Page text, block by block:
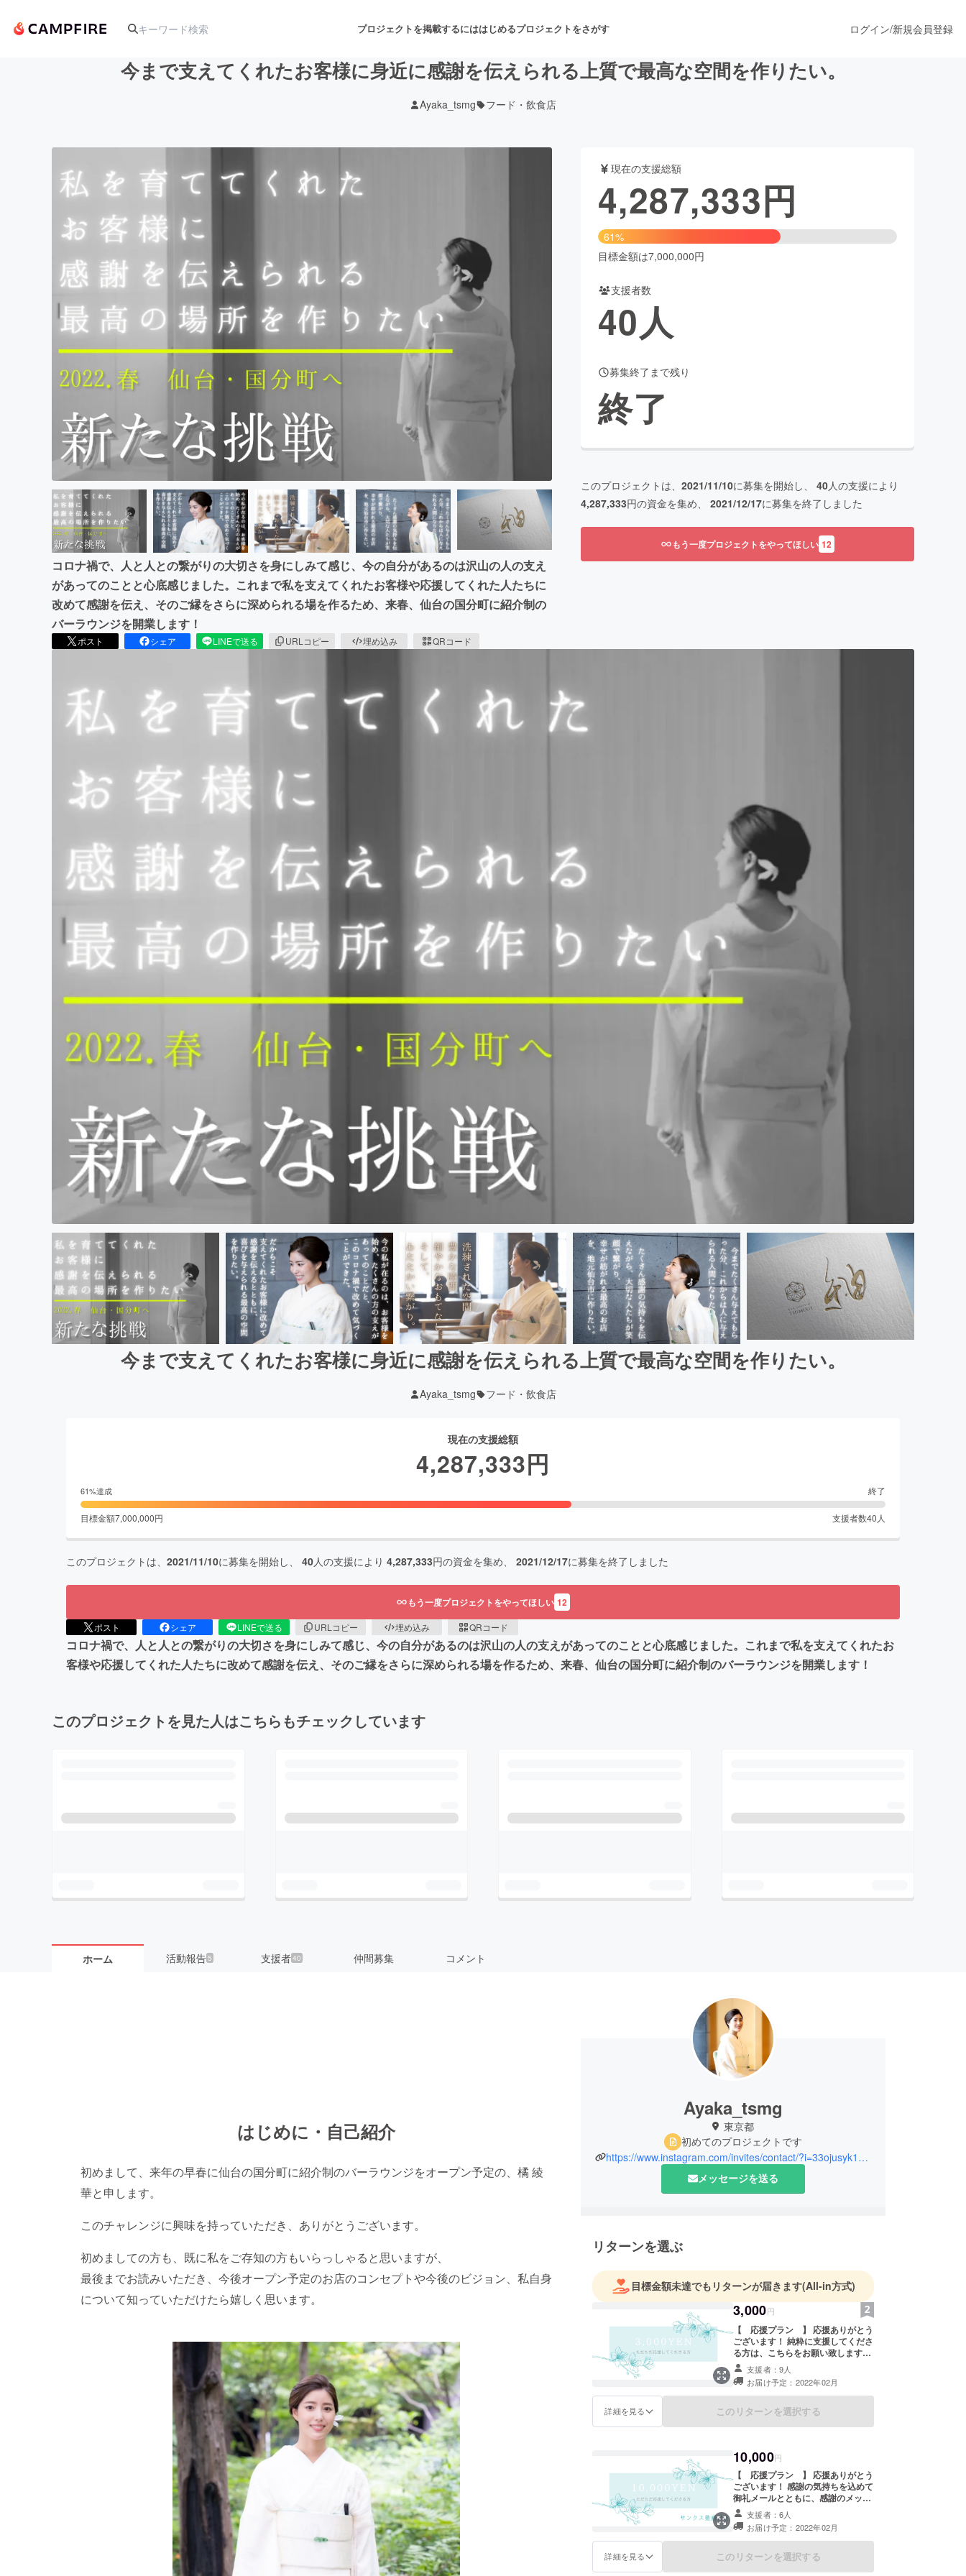
プロジェクトを掲載するにははじめるプロジェクトをさがす
アート・写真 音楽 舞台・パフォーマンス
テクノロジー・ガジェット ファッション
ビューティー・ヘルスケア
まちづくり・地域活性化
CAMPFIRE for Social Good
CAMPFIRE Creation
CAMPFIREふるさと納税
machi-ya
ログイン/新規会員登録
今まで支えてくれたお客様に身近に感謝を伝えられる上質で最高な空間を作りたい。
Ayaka_tsmg フード・飲食店
コロナ禍で、人と人との繋がりの大切さを身にしみて感じ、今の自分があるのは沢山の人の支え
があってのことと心底感じました。これまで私を支えてくれたお客様や応援してくれた人たちに
改めて感謝を伝え、そのご縁をさらに深められる場を作るため、来春、仙台の国分町に紹介制の
バーラウンジを開業します！
ポスト シェア LINEで送る URLコピー 埋め込み QRコード
現在の支援総額
4,287,333円
61%
目標金額は7,000,000円
支援者数
40人
募集終了まで残り
終了
このプロジェクトは、 2021/11/10に募集を開始し、 40人の支援により
4,287,333円の資金を集め、 2021/12/17に募集を終了しました
もう一度プロジェクトをやってほしい 12
今まで支えてくれたお客様に身近に感謝を伝えられる上質で最高な空間を作りたい。
Ayaka_tsmg フード・飲食店
現在の支援総額
4,287,333円
61%達成 終了
目標金額7,000,000円 支援者数40 人
このプロジェクトは、 2021/11/10に募集を開始し、 40人の支援により 4,287,333円の資金を集め、 2021/12/17に募集を終了しました
もう一度プロジェクトをやってほしい 12
ポスト シェア LINEで送る URLコピー 埋め込み QRコード
コロナ禍で、人と人との繋がりの大切さを身にしみて感じ、今の自分があるのは沢山の人の支えがあってのことと心底感じました。これまで私を支えてくれたお
客様や応援してくれた人たちに改めて感謝を伝え、そのご縁をさらに深められる場を作るため、来春、仙台の国分町に紹介制のバーラウンジを開業します！
このプロジェクトを見た人はこちらもチェックしています
ホーム 活動報告5 支援者40 仲間募集 コメント
はじめに・自己紹介
初めまして、来年の早春に仙台の国分町に紹介制のバーラウンジをオープン予定の、橘 綾
華と申します。
このチャレンジに興味を持っていただき、ありがとうございます。
初めましての方も、既に私をご存知の方もいらっしゃると思いますが、
最後までお読みいただき、今後オープン予定のお店のコンセプトや今後のビジョン、私自身
について知っていただけたら嬉しく思います。
Ayaka_tsmg
東京都
初めてのプロジェクトです
https://www.instagram.com/invites/contact/?i=33ojusyk18l2&utm_content=maygdqv
メッセージを送る
リターンを選ぶ
目標金額未達でもリターンが届きます(All-in方式)
3,000円
【 応援プラン 】 応援ありがとう
ございます！ 純粋に支援してくださ
る方は、こちらをお願い致します。
お礼のメッセージをメールにて送せ
ていただきます。
支援者：9人
お届け予定：2022年02月
詳細を見る このリターンを選択する
10,000円
【 応援プラン 】 応援ありがとう
ございます！ 感謝の気持ちを込めて
御礼メールとともに、感謝のメッ
セージ動画を送らせていただきま
す。支援者：6人
お届け予定：2022年02月
詳細を見る このリターンを選択する